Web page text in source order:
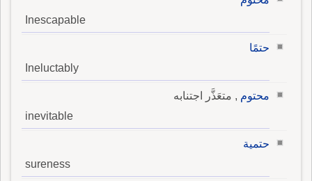
Inescapable
حتمًا
Ineluctably
محتوم , متعَذَّر اجتنابه
inevitable
حتمية
sureness